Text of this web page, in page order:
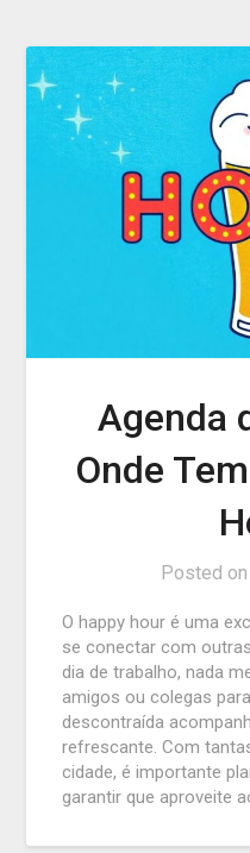
Agenda
Onde
Posted on
O happy hour é uma
se conectar com
dia de trabalho, nada
amigos ou colegas
descontraída
refrescante. Com
cidade, é importante
garantir que aproveite